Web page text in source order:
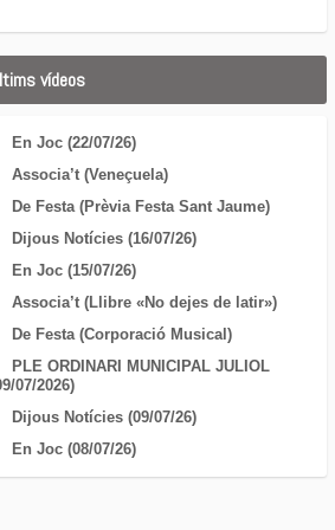
vídeos
En Joc (22/07/26)
Associa’t (Veneçuela)
De Festa (Prèvia Festa Sant Jaume)
Dijous Notícies (16/07/26)
En Joc (15/07/26)
Associa’t (Llibre «No dejes de latir»)
De Festa (Corporació Musical)
PLE ORDINARI MUNICIPAL JULIOL
07/2026)
Dijous Notícies (09/07/26)
En Joc (08/07/26)